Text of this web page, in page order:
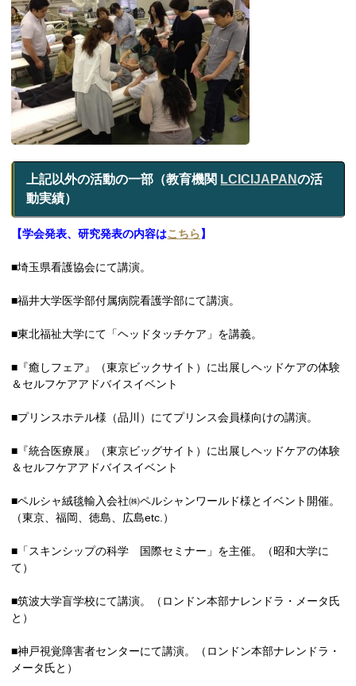
上記以外の活動の一部（教育機関 LCICIJAPANの活
動実績）
【学会発表、研究発表の内容はこちら】
■埼玉県看護協会にて講演。
■福井大学医学部付属病院看護学部にて講演。
■東北福祉大学にて「ヘッドタッチケア」を講義。
■『癒しフェア』（東京ビックサイト）に出展しヘッドケアの体験
＆セルフケアアドバイスイベント
■プリンスホテル様（品川）にてプリンス会員様向けの講演。
■『統合医療展』（東京ビッグサイト）に出展しヘッドケアの体験
＆セルフケアアドバイスイベント
■ペルシャ絨毯輸入会社㈱ペルシャンワールド様とイベント開催。
（東京、福岡、徳島、広島etc.）
■「スキンシップの科学 国際セミナー」を主催。（昭和大学に
て）
■筑波大学盲学校にて講演。（ロンドン本部ナレンドラ・メータ氏
と）
■神戸視覚障害者センターにて講演。（ロンドン本部ナレンドラ・
メータ氏と）